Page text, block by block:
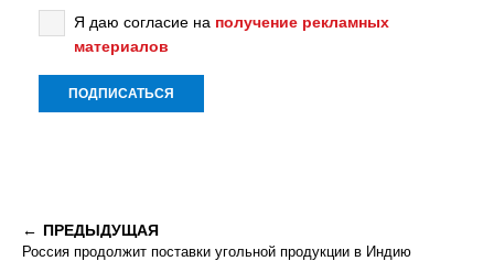
Я даю согласие на получение рекламных
материалов
ПРЕДЫДУЩАЯ
Россия продолжит поставки угольной продукции в Индию